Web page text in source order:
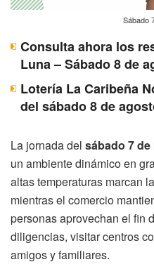
Sábado
Consulta ahora los
Luna – Sábado 8 de
Lotería La Caribeña
del sábado 8 de
La jornada del sábado 7 de
un ambiente dinámico en
altas temperaturas marcan
mientras el comercio
personas aprovechan el fin
diligencias, visitar centros
amigos y familiares.